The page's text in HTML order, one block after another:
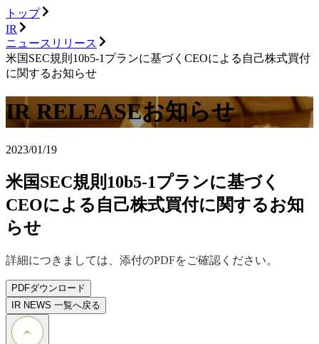
トップ
IR
ニュースリリース
米国SEC規則10b5-1プランに基づくCEOによる自己株式買付
に関するお知らせ
IR RELEASEお知らせ
2023/01/19
米国SEC規則10b5-1プランに基づく
CEOによる自己株式買付に関するお知
らせ
詳細につきましては、添付のPDFをご確認ください。
PDFダウンロード
IR NEWS 一覧へ戻る